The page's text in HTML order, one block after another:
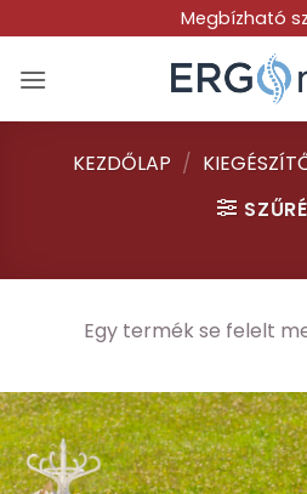
to
content
Megbízható
KEZDŐLAP /
Egy termék se felelt